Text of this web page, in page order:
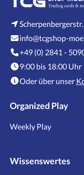
info@tcgshop-
+49 (0) 2841 -
9:00 bis 18:00 Uhr
Oder über unser
Organized Play
Weekly Play
Wissenswertes